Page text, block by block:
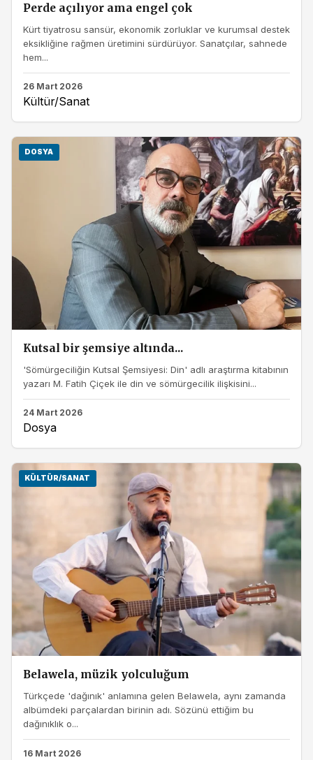
Perde açılıyor ama engel çok
Kürt tiyatrosu sansür, ekonomik zorluklar ve kurumsal destek
eksikliğine rağmen üretimini sürdürüyor. Sanatçılar, sahnede
hem...
26 Mart 2026
Kültür/Sanat
DOSYA
Kutsal bir şemsiye altında...
'Sömürgeciliğin Kutsal Şemsiyesi: Din' adlı araştırma kitabının
yazarı M. Fatih Çiçek ile din ve sömürgecilik ilişkisini...
24 Mart 2026
Dosya
KÜLTÜR/SANAT
Belawela, müzik yolculuğum
Türkçede 'dağınık' anlamına gelen Belawela, aynı zamanda
albümdeki parçalardan birinin adı. Sözünü ettiğim bu
dağınıklık o...
16 Mart 2026